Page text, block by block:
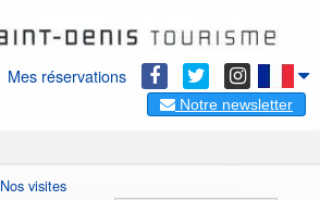
Mes réservations
Notre newsletter
Nos visites